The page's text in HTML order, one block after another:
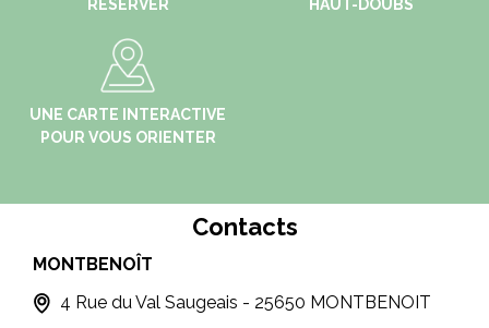
RÉSERVER
HAUT-DOUBS
UNE CARTE INTERACTIVE
POUR VOUS ORIENTER
Contacts
MONTBENOÎT
4 Rue du Val Saugeais - 25650 MONTBENOIT